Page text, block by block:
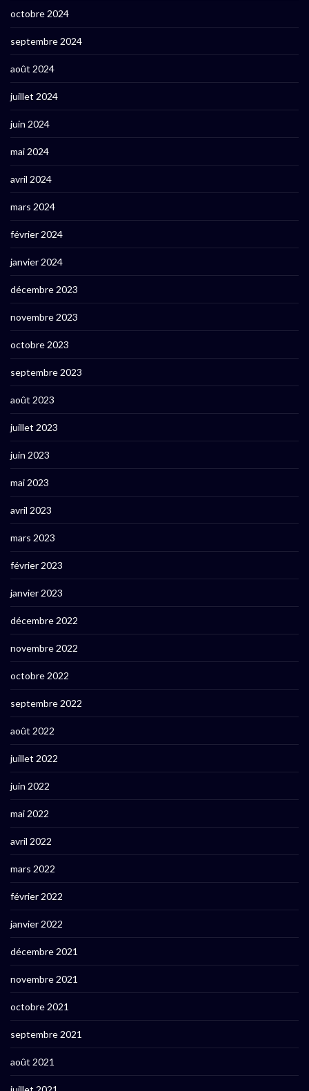
octobre 2024
septembre 2024
août 2024
juillet 2024
juin 2024
mai 2024
avril 2024
mars 2024
février 2024
janvier 2024
décembre 2023
novembre 2023
octobre 2023
septembre 2023
août 2023
juillet 2023
juin 2023
mai 2023
avril 2023
mars 2023
février 2023
janvier 2023
décembre 2022
novembre 2022
octobre 2022
septembre 2022
août 2022
juillet 2022
juin 2022
mai 2022
avril 2022
mars 2022
février 2022
janvier 2022
décembre 2021
novembre 2021
octobre 2021
septembre 2021
août 2021